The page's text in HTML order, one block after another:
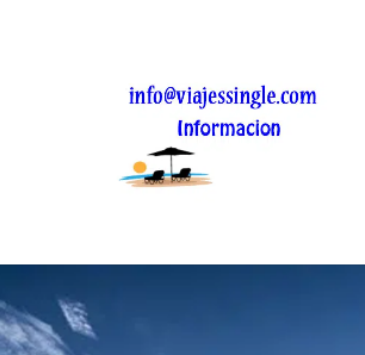
viajar en viajes single